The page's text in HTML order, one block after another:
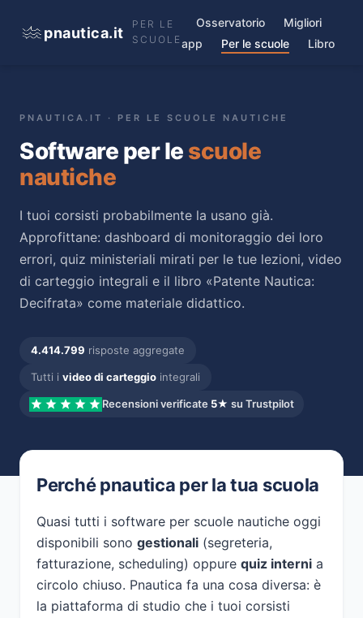
pnautica.it
PER LE
SCUOLE
Osservatorio
Migliori
app
Per le scuole Libro
PNAUTICA.IT · PER LE SCUOLE NAUTICHE
Software per le scuole
nautiche
I tuoi corsisti probabilmente la usano già.
Approfittane: dashboard di monitoraggio dei loro
errori, quiz ministeriali mirati per le tue lezioni, video
di carteggio integrali e il libro «Patente Nautica:
Decifrata» come materiale didattico.
4.414.799 risposte aggregate
Tutti i video di carteggio integrali
Recensioni verificate 5★ su Trustpilot
Perché pnautica per la tua scuola
Quasi tutti i software per scuole nautiche oggi
disponibili sono gestionali (segreteria,
fatturazione, scheduling) oppure quiz interni a
circolo chiuso. Pnautica fa una cosa diversa: è
la piattaforma di studio che i tuoi corsisti